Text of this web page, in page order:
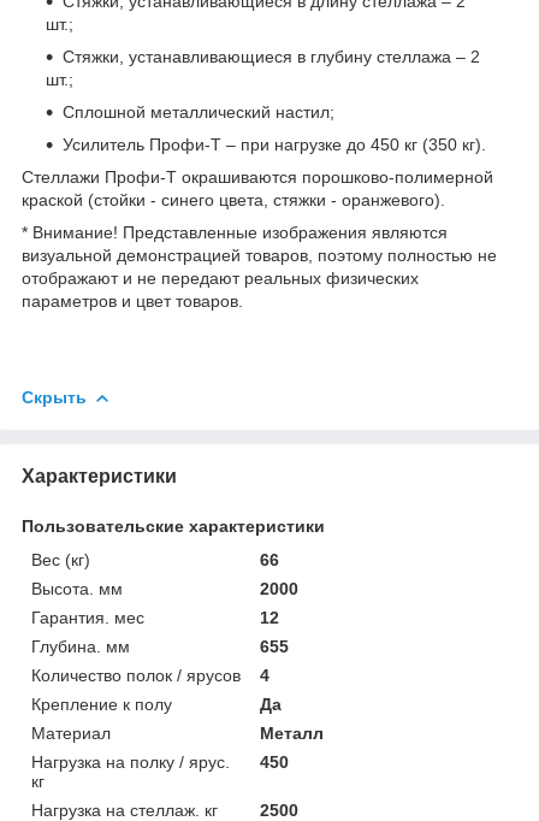
шт.;
Стяжки, устанавливающиеся в глубину стеллажа – 2
шт.;
Сплошной металлический настил;
Усилитель Профи-Т – при нагрузке до 450 кг (350 кг).
Стеллажи Профи-Т окрашиваются порошково-полимерной
краской (стойки - синего цвета, стяжки - оранжевого).
* Внимание! Представленные изображения являются
визуальной демонстрацией товаров, поэтому полностью не
отображают и не передают реальных физических
параметров и цвет товаров.
Скрыть
Характеристики
Пользовательские характеристики
Вес (кг)
66
Высота. мм
2000
Гарантия. мес
12
Глубина. мм
655
Количество полок / ярусов
4
Крепление к полу
Да
Материал
Металл
Нагрузка на полку / ярус.
кг
450
Нагрузка на стеллаж. кг
2500